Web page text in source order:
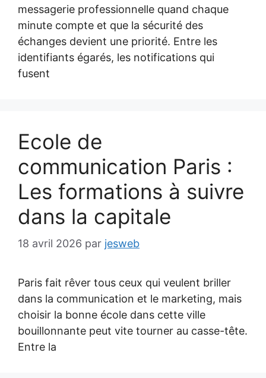
messagerie professionnelle quand chaque
minute compte et que la sécurité des
échanges devient une priorité. Entre les
identifiants égarés, les notifications qui
fusent
Ecole de
communication Paris :
Les formations à suivre
dans la capitale
18 avril 2026 par jesweb
Paris fait rêver tous ceux qui veulent briller
dans la communication et le marketing, mais
choisir la bonne école dans cette ville
bouillonnante peut vite tourner au casse-tête.
Entre la